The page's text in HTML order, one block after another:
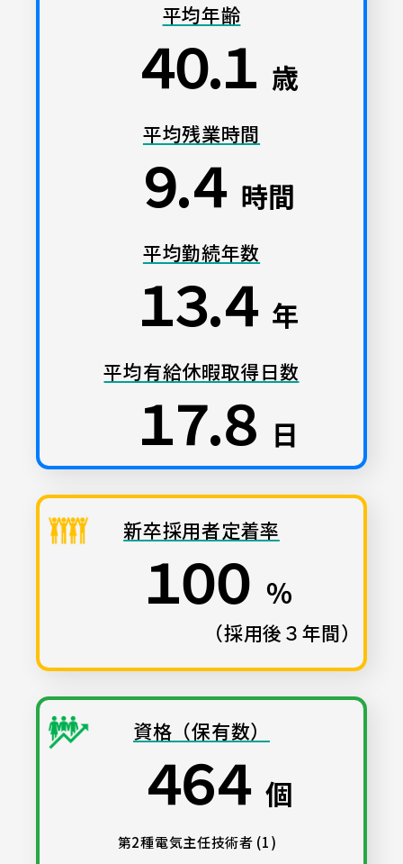
平均年齢
４０１ 歳
平均残業時間
９４ 時間
平均勤続年数
１３４ 年
平均有給休暇取得日数
１７８ 日
新卒採用者定着率
１００ ％
（採用後３年間）
資格（保有数）
４６４ 個
第2種電気主任技術者 (1)